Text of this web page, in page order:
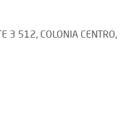
3 512, COLONIA CENTRO,